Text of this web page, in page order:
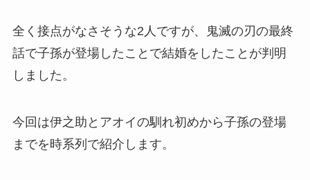
全く接点がなさそうな2人ですが、鬼滅の刃の最終
話で子孫が登場したことで結婚をしたことが判明
しました。
今回は伊之助とアオイの馴れ初めから子孫の登場
までを時系列で紹介します。